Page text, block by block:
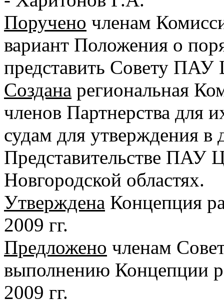
Поручено членам
вариант Положения о
представить Совету
Создана региональная
членов Партнерства для
судам для утверждения в
Представительстве ПАУ
Новгородской областях.
Утверждена Концепция
2009 гг.
Предложено членам
выполнению Концепции
2009 гг.